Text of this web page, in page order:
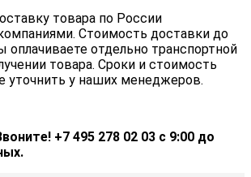
товара по России
Стоимость доставки до
оплачиваете отдельно транспортной
товара. Сроки и стоимость
уточнить у наших менеджеров.
+7 495 278 02 03 с 9:00 до